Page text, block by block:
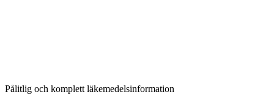
Pålitlig och komplett läkemedelsinformation